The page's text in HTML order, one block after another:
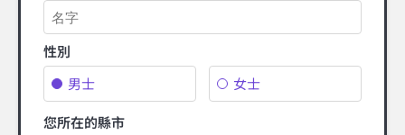
性別
男士
女士
您所在的縣市